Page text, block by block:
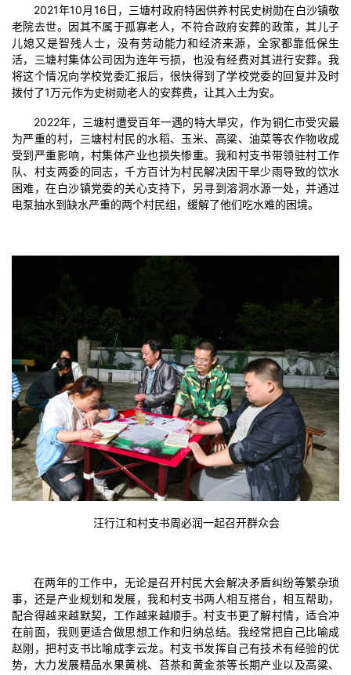
2021年10月16日，三塘村政府特困供养村民史树勋在白沙镇敬
老院去世。因其不属于孤寡老人，不符合政府安葬的政策，其儿子
儿媳又是智残人士，没有劳动能力和经济来源，全家都靠低保生
活，三塘村集体公司因为连年亏损，也没有经费对其进行安葬。我
将这个情况向学校党委汇报后，很快得到了学校党委的回复并及时
拨付了1万元作为史树勋老人的安葬费，让其入土为安。
2022年，三塘村遭受百年一遇的特大旱灾，作为铜仁市受灾最
为严重的村，三塘村村民的水稻、玉米、高粱、油菜等农作物收成
受到严重影响，村集体产业也损失惨重。我和村支书带领驻村工作
队、村支两委的同志，千方百计为村民解决因干旱少雨导致的饮水
困难，在白沙镇党委的关心支持下，另寻到溶洞水源一处，并通过
电泵抽水到缺水严重的两个村民组，缓解了他们吃水难的困境。
汪行江和村支书周必润一起召开群众会
在两年的工作中，无论是召开村民大会解决矛盾纠纷等繁杂琐
事，还是产业规划和发展，我和村支书两人相互搭台，相互帮助，
配合得越来越默契，工作越来越顺手。村支书更了解村情，适合冲
在前面，我则更适合做思想工作和归纳总结。我经常把自己比喻成
赵刚，把村支书比喻成李云龙。村支书发挥自己有技术有经验的优
势，大力发展精品水果黄桃、苔茶和黄金茶等长期产业以及高粱、